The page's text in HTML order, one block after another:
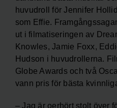
huvudroll för Jennifer
som Effie.
ut i filmatiseringen av
Knowles, Jamie Foxx,
Hudson i huvudrollerna.
Globe Awards och två
vann pris för bästa
– Jag är oerhört stolt över